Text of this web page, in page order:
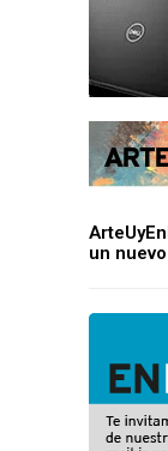
un